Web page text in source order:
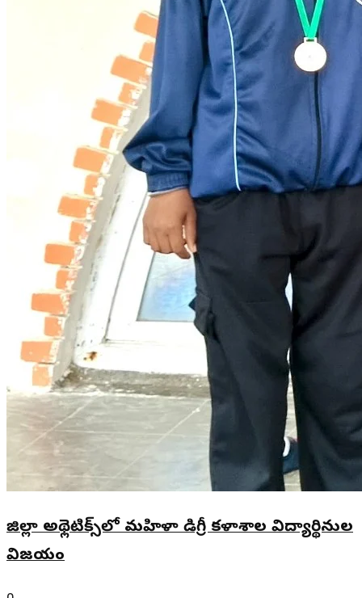
జిల్లా అథ్లెటిక్స్‌లో మహిళా డిగ్రీ కళాశాల విద్యార్థినుల
విజయం